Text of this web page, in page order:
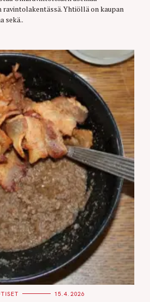
ravintolakentässä. Yhtiöllä on kaupan
sekä..
15.4.2026